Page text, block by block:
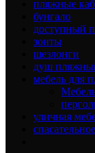
пляжные
бунгало
доступный
зонты
шезлонги
душ
мебель для
уличная
спасательное